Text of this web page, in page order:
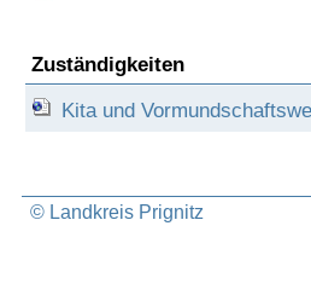
Zuständigkeiten
Kita und
© Landkreis Prignitz